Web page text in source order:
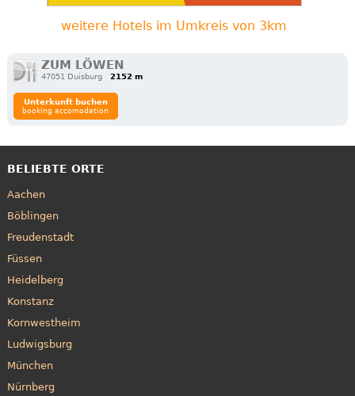
weitere Hotels im Umkreis von 3km
ZUM LÖWEN
47051 Duisburg 2152 m
Unterkunft buchen
booking accomodation
BELIEBTE ORTE
Aachen
Böblingen
Freudenstadt
Füssen
Heidelberg
Konstanz
Kornwestheim
Ludwigsburg
München
Nürnberg